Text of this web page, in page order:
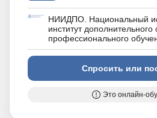
НИИДПО. Национальный
институт
профессионального
Спросить или
Это онлайн-